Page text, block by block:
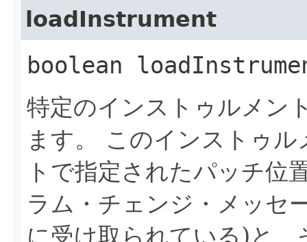
loadInstrument
boolean
特定のインストゥルメン
ます。
このインストゥル
トで指定されたパッチ位
ラム・チェンジ・メッセ
に受け取られている)と